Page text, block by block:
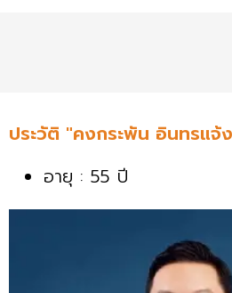
ประวัติ "คงกระพัน อินทรแจ้
อายุ : 55 ปี